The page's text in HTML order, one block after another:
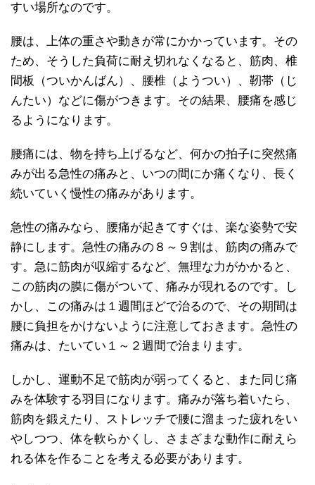
すい場所なのです。
腰は、上体の重さや動きが常にかかっています。その
ため、そうした負荷に耐え切れなくなると、筋肉、椎
間板（ついかんばん）、腰椎（ようつい）、靭帯（じ
んたい）などに傷がつきます。その結果、腰痛を感じ
るようになります。
腰痛には、物を持ち上げるなど、何かの拍子に突然痛
みが出る急性の痛みと、いつの間にか痛くなり、長く
続いていく慢性の痛みがあります。
急性の痛みなら、腰痛が起きてすぐは、楽な姿勢で安
静にします。急性の痛みの８～９割は、筋肉の痛みで
す。急に筋肉が収縮するなど、無理な力がかかると、
この筋肉の膜に傷がついて、痛みが現れるのです。し
かし、この痛みは１週間ほどで治るので、その期間は
腰に負担をかけないように注意しておきます。急性の
痛みは、たいてい１～２週間で治まります。
しかし、運動不足で筋肉が弱ってくると、また同じ痛
みを体験する羽目になります。痛みが落ち着いたら、
筋肉を鍛えたり、ストレッチで腰に溜まった疲れをい
やしつつ、体を軟らかくし、さまざまな動作に耐えら
れる体を作ることを考える必要があります。